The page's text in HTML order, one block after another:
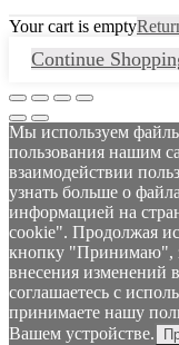
Your cart is empty
Continue
Мы используем
пользования нашим
взаимодействии
узнать больше о
информацией на
cookie". Продолжая
кнопку "Принимаю",
внесения изменений
соглашаетесь с
принимаете нашу
Вашем устройстве.